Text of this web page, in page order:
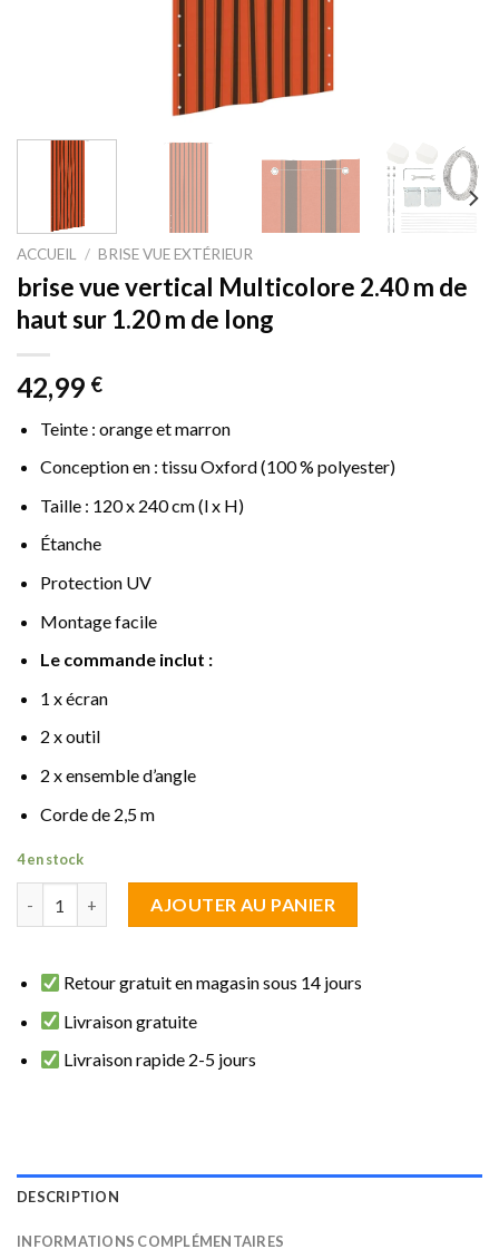
ACCUEIL / BRISE VUE EXTÉRIEUR
brise vue vertical Multicolore 2.40 m de
haut sur 1.20 m de long
42,99 €
Teinte : orange et marron
Conception en : tissu Oxford (100 % polyester)
Taille : 120 x 240 cm (l x H)
Étanche
Protection UV
Montage facile
Le commande inclut :
1 x écran
2 x outil
2 x ensemble d’angle
Corde de 2,5 m
4 en stock
AJOUTER AU PANIER
Retour gratuit en magasin sous 14 jours
Livraison gratuite
Livraison rapide 2-5 jours
DESCRIPTION
INFORMATIONS COMPLÉMENTAIRES